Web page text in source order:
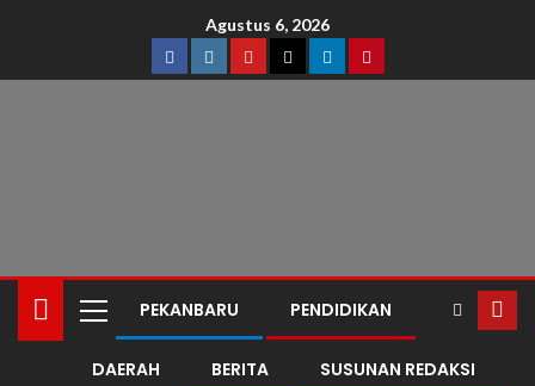
Agustus 6, 2026
PEKANBARU PENDIDIKAN
DAERAH BERITA SUSUNAN REDAKSI